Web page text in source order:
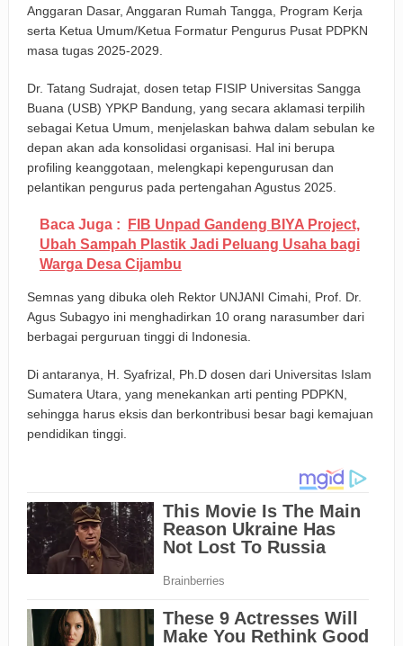
Anggaran Dasar, Anggaran Rumah Tangga, Program Kerja
serta Ketua Umum/Ketua Formatur Pengurus Pusat PDPKN
masa tugas 2025-2029.
Dr. Tatang Sudrajat, dosen tetap FISIP Universitas Sangga
Buana (USB) YPKP Bandung, yang secara aklamasi terpilih
sebagai Ketua Umum, menjelaskan bahwa dalam sebulan ke
depan akan ada konsolidasi organisasi. Hal ini berupa
profiling keanggotaan, melengkapi kepengurusan dan
pelantikan pengurus pada pertengahan Agustus 2025.
Baca Juga :
FIB Unpad Gandeng BIYA Project,
Ubah Sampah Plastik Jadi Peluang Usaha bagi
Warga Desa Cijambu
Semnas yang dibuka oleh Rektor UNJANI Cimahi, Prof. Dr.
Agus Subagyo ini menghadirkan 10 orang narasumber dari
berbagai perguruan tinggi di Indonesia.
Di antaranya, H. Syafrizal, Ph.D dosen dari Universitas Islam
Sumatera Utara, yang menekankan arti penting PDPKN,
sehingga harus eksis dan berkontribusi besar bagi kemajuan
pendidikan tinggi.